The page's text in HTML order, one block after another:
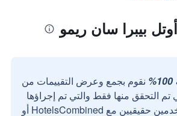
بيبرا سان ريمو
نقوم بجمع وعرض التقييمات من
تم التحقق منها فقط والتي تم إجراؤها
بواسطة مستخدمين حقيقيين مع HotelsCombined أو